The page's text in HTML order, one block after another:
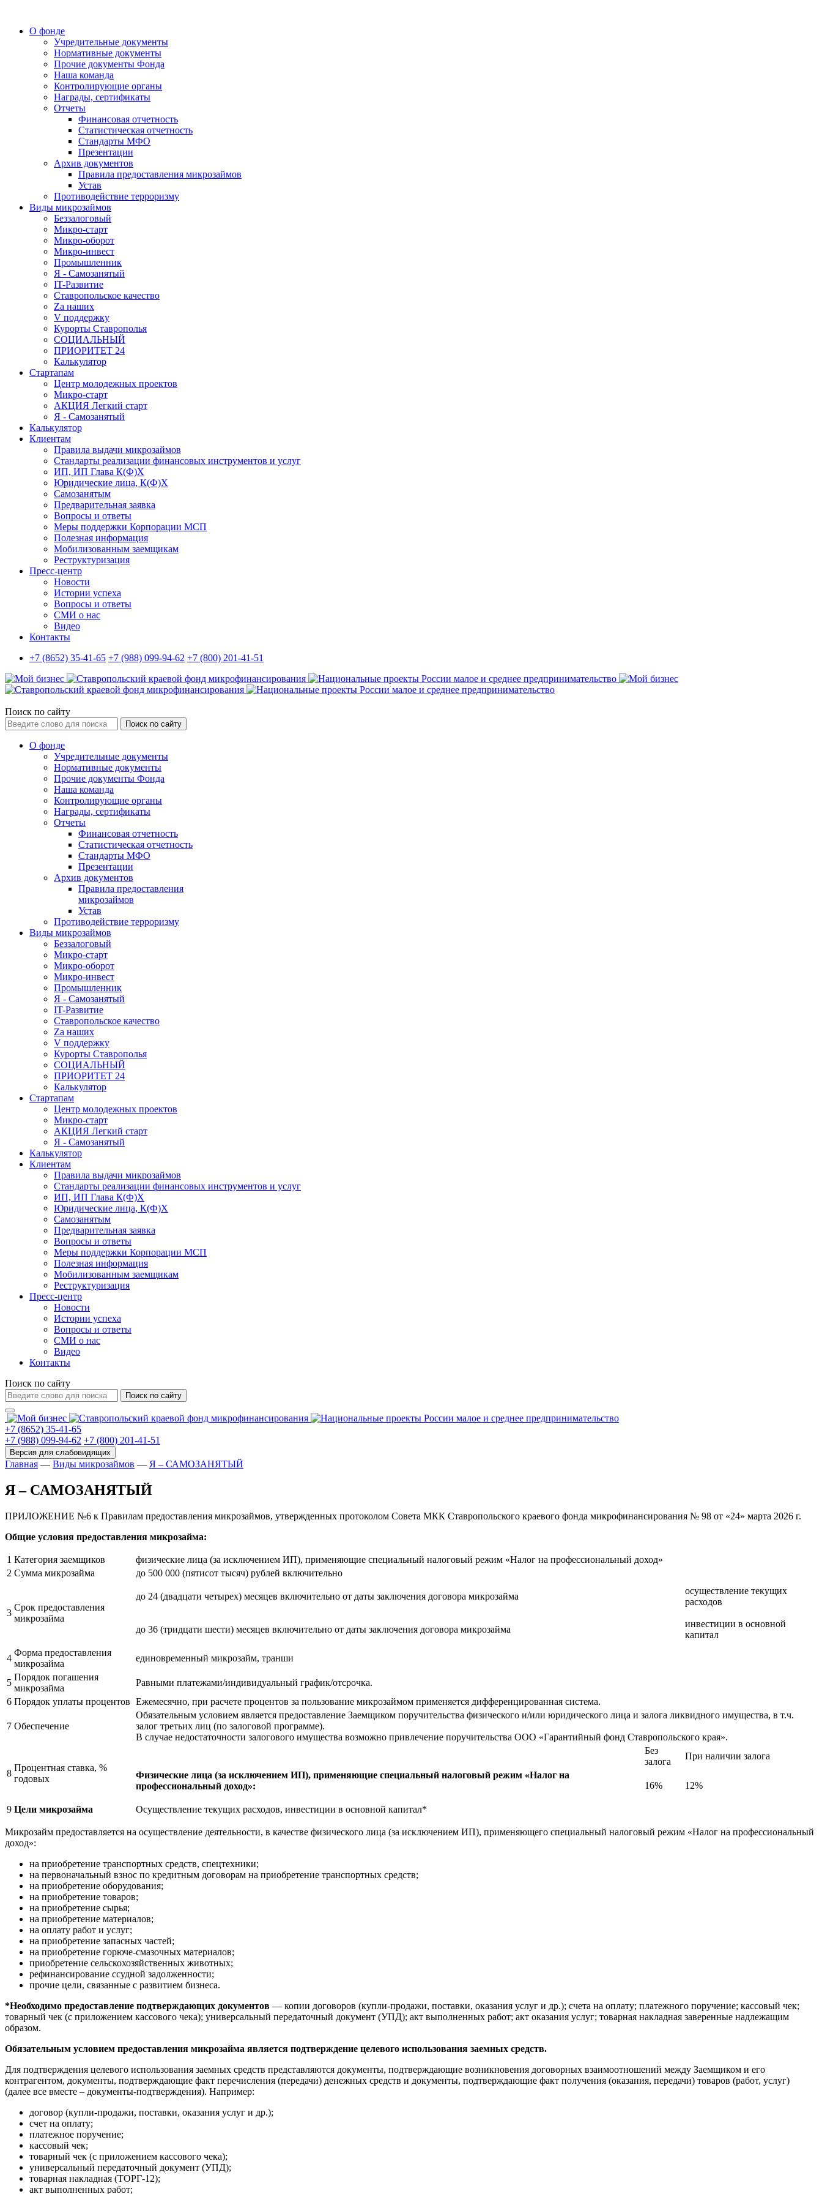
О фонде
Учредительные документы
Нормативные документы
Прочие документы Фонда
Наша команда
Контролирующие органы
Награды, сертификаты
Отчеты
Финансовая отчетность
Статистическая отчетность
Стандарты МФО
Презентации
Архив документов
Правила предоставления микрозаймов
Устав
Противодействие терроризму
Виды микрозаймов
Беззалоговый
Микро-старт
Микро-оборот
Микро-инвест
Промышленник
Я - Самозанятый
IT-Развитие
Ставропольское качество
Za наших
V поддержку
Курорты Ставрополья
СОЦИАЛЬНЫЙ
ПРИОРИТЕТ 24
Калькулятор
Стартапам
Центр молодежных проектов
Микро-старт
АКЦИЯ Легкий старт
Я - Самозанятый
Калькулятор
Клиентам
Правила выдачи микрозаймов
Стандарты реализации финансовых инструментов и услуг
ИП, ИП Глава К(Ф)Х
Юридические лица, К(Ф)Х
Самозанятым
Предварительная заявка
Вопросы и ответы
Меры поддержки Корпорации МСП
Полезная информация
Мобилизованным заемщикам
Реструктуризация
Пресс-центр
Новости
Истории успеха
Вопросы и ответы
СМИ о нас
Видео
Контакты
+7 (8652) 35-41-65 +7 (988) 099-94-62 +7 (800) 201-41-51
Поиск по сайту
Поиск по сайту
О фонде
Учредительные документы
Нормативные документы
Прочие документы Фонда
Наша команда
Контролирующие органы
Награды, сертификаты
Отчеты
Финансовая отчетность
Статистическая отчетность
Стандарты МФО
Презентации
Архив документов
Правила предоставления
микрозаймов
Устав
Противодействие терроризму
Виды микрозаймов
Беззалоговый
Микро-старт
Микро-оборот
Микро-инвест
Промышленник
Я - Самозанятый
IT-Развитие
Ставропольское качество
Za наших
V поддержку
Курорты Ставрополья
СОЦИАЛЬНЫЙ
ПРИОРИТЕТ 24
Калькулятор
Стартапам
Центр молодежных проектов
Микро-старт
АКЦИЯ Легкий старт
Я - Самозанятый
Калькулятор
Клиентам
Правила выдачи микрозаймов
Стандарты реализации финансовых инструментов и услуг
ИП, ИП Глава К(Ф)Х
Юридические лица, К(Ф)Х
Самозанятым
Предварительная заявка
Вопросы и ответы
Меры поддержки Корпорации МСП
Полезная информация
Мобилизованным заемщикам
Реструктуризация
Пресс-центр
Новости
Истории успеха
Вопросы и ответы
СМИ о нас
Видео
Контакты
Поиск по сайту
Поиск по сайту
+7 (8652) 35-41-65
+7 (988) 099-94-62 +7 (800) 201-41-51
Главная — Виды микрозаймов — Я – САМОЗАНЯТЫЙ
Я – САМОЗАНЯТЫЙ
ПРИЛОЖЕНИЕ №6 к Правилам предоставления микрозаймов, утвержденных протоколом Совета МКК Ставропольского краевого фонда микрофинансирования № 98 от «24» марта 2026 г.
Общие условия предоставления микрозайма:
1 Категория заемщиков
физические лица (за исключением ИП), применяющие специальный налоговый режим «Налог на профессиональный доход»
2 Сумма микрозайма до 500 000 (пятисот тысяч) рублей включительно
3
Срок предоставления
микрозайма
до 24 (двадцати четырех) месяцев включительно от даты заключения договора микрозайма
осуществление текущих
расходов
до 36 (тридцати шести) месяцев включительно от даты заключения договора микрозайма
инвестиции в основной
капитал
4
Форма предоставления
микрозайма
единовременный микрозайм, транши
5
Порядок погашения
микрозайма
Равными платежами/индивидуальный график/отсрочка.
6 Порядок уплаты процентов Ежемесячно, при расчете процентов за пользование микрозаймом применяется дифференцированная система.
7 Обеспечение
Обязательным условием является предоставление Заемщиком поручительства физического и/или юридического лица и залога ликвидного имущества, в т.ч.
залог третьих лиц (по залоговой программе).
В случае недостаточности залогового имущества возможно привлечение поручительства ООО «Гарантийный фонд Ставропольского края».
8
Процентная ставка, %
годовых
Без
залога
При наличии залога
Физические лица (за исключением ИП), применяющие специальный налоговый режим «Налог на
профессиональный доход»:
16% 12%
9 Цели микрозайма Осуществление текущих расходов, инвестиции в основной капитал*
Микрозайм предоставляется на осуществление деятельности, в качестве физического лица (за исключением ИП), применяющего специальный налоговый режим «Налог на профессиональный
доход»:
на приобретение транспортных средств, спецтехники;
на первоначальный взнос по кредитным договорам на приобретение транспортных средств;
на приобретение оборудования;
на приобретение товаров;
на приобретение сырья;
на приобретение материалов;
на оплату работ и услуг;
на приобретение запасных частей;
на приобретение горюче-смазочных материалов;
приобретение сельскохозяйственных животных;
рефинансирование ссудной задолженности;
прочие цели, связанные с развитием бизнеса.
*Необходимо предоставление подтверждающих документов — копии договоров (купли-продажи, поставки, оказания услуг и др.); счета на оплату; платежного поручение; кассовый чек;
товарный чек (с приложением кассового чека); универсальный передаточный документ (УПД); акт выполненных работ; акт оказания услуг; товарная накладная заверенные надлежащим
образом.
Обязательным условием предоставления микрозайма является подтверждение целевого использования заемных средств.
Для подтверждения целевого использования заемных средств представляются документы, подтверждающие возникновения договорных взаимоотношений между Заемщиком и его
контрагентом, документы, подтверждающие факт перечисления (передачи) денежных средств и документы, подтверждающие факт получения (оказания, передачи) товаров (работ, услуг)
(далее все вместе – документы-подтверждения). Например:
договор (купли-продажи, поставки, оказания услуг и др.);
счет на оплату;
платежное поручение;
кассовый чек;
товарный чек (с приложением кассового чека);
универсальный передаточный документ (УПД);
товарная накладная (ТОРГ-12);
акт выполненных работ;